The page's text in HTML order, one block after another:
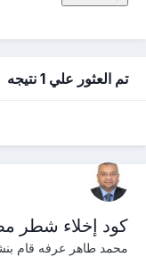
تم العثور علي 1 نتيجه
كود إخلاء شطر
محمد طاهر عرفه قام